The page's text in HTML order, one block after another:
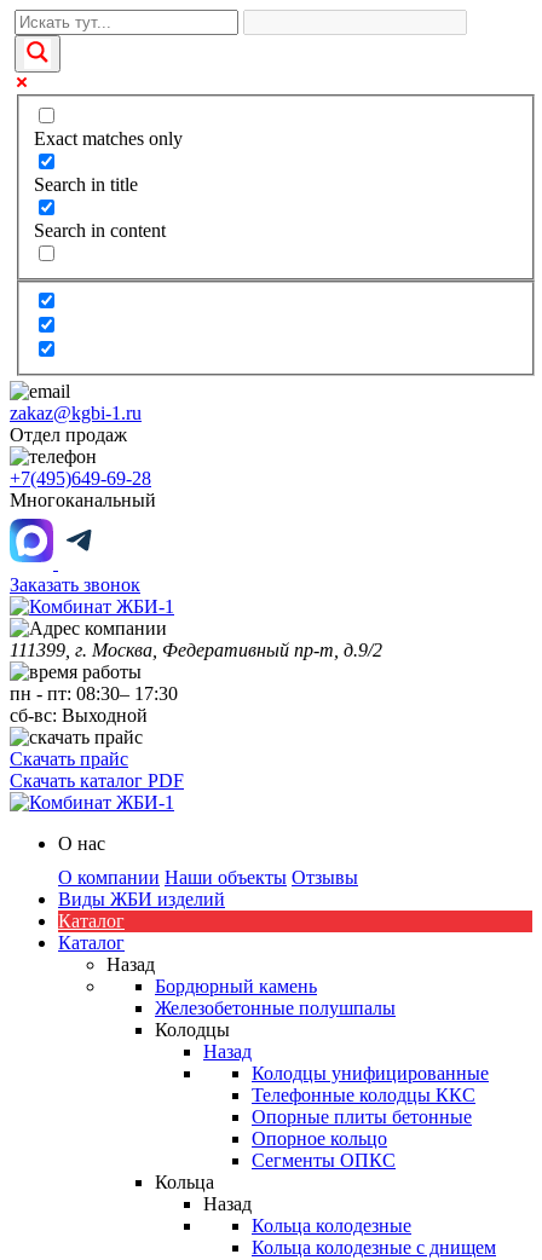
Exact matches only
Search in title
Search in content
zakaz@kgbi-1.ru
Отдел продаж
+7(495)649-69-28
Многоканальный
Заказать звонок
111399, г. Москва, Федеративный пр-т, д.9/2
пн - пт: 08:30– 17:30
сб-вс: Выходной
Скачать прайс
Скачать каталог PDF
О нас
О компании Наши объекты Отзывы
Виды ЖБИ изделий
Каталог
Каталог
Назад
Бордюрный камень
Железобетонные полушпалы
Колодцы
Назад
Колодцы унифицированные
Телефонные колодцы ККС
Опорные плиты бетонные
Опорное кольцо
Сегменты ОПКС
Кольца
Назад
Кольца колодезные
Кольца колодезные с днищем